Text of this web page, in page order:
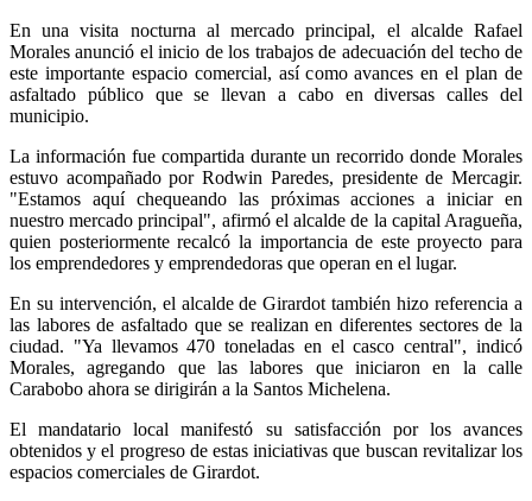
En una visita nocturna al mercado principal, el alcalde Rafael
Morales anunció el inicio de los trabajos de adecuación del techo de
este importante espacio comercial, así como avances en el plan de
asfaltado público que se llevan a cabo en diversas calles del
municipio.
La información fue compartida durante un recorrido donde Morales
estuvo acompañado por Rodwin Paredes, presidente de Mercagir.
"Estamos aquí chequeando las próximas acciones a iniciar en
nuestro mercado principal", afirmó el alcalde de la capital Aragueña,
quien posteriormente recalcó la importancia de este proyecto para
los emprendedores y emprendedoras que operan en el lugar.
En su intervención, el alcalde de Girardot también hizo referencia a
las labores de asfaltado que se realizan en diferentes sectores de la
ciudad. "Ya llevamos 470 toneladas en el casco central", indicó
Morales, agregando que las labores que iniciaron en la calle
Carabobo ahora se dirigirán a la Santos Michelena.
El mandatario local manifestó su satisfacción por los avances
obtenidos y el progreso de estas iniciativas que buscan revitalizar los
espacios comerciales de Girardot.